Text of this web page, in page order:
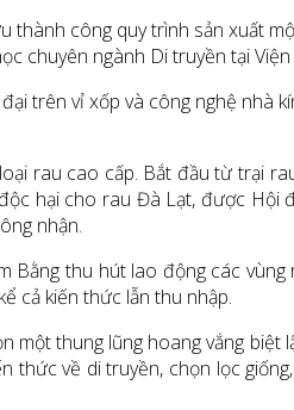
công quy trình sản xuất
chuyên ngành Di truyền tại
trên vỉ xốp và công nghệ
rau cao cấp. Bắt đầu từ trại
hại cho rau Đà Lạt, được
nhận.
thu hút lao động các
cả kiến thức lẫn thu nhập.
thung lũng hoang vắng
về di truyền, chọn lọc